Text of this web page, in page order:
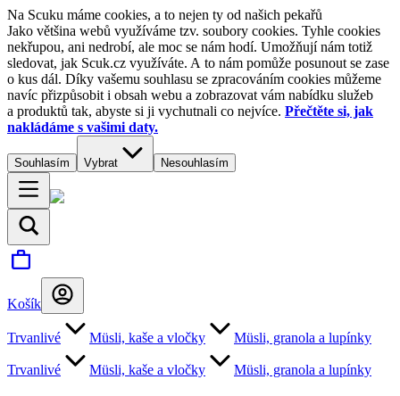
Na Scuku máme cookies, a to nejen ty od našich pekařů
Jako většina webů využíváme tzv. soubory cookies. Tyhle cookies
nekřupou, ani nedrobí, ale moc se nám hodí. Umožňují nám totiž
sledovat, jak Scuk.cz využíváte. A to nám pomůže posunout se zase
o kus dál. Díky vašemu souhlasu se zpracováním cookies můžeme
navíc přizpůsobit i obsah webu a zobrazovat vám nabídku služeb
a produktů tak, abyste si ji vychutnali co nejvíce. Přečtěte si, jak
nakládáme s vašimi daty.
Souhlasím Vybrat Nesouhlasím
Košík
Trvanlivé Müsli, kaše a vločky Müsli, granola a lupínky
Trvanlivé Müsli, kaše a vločky Müsli, granola a lupínky